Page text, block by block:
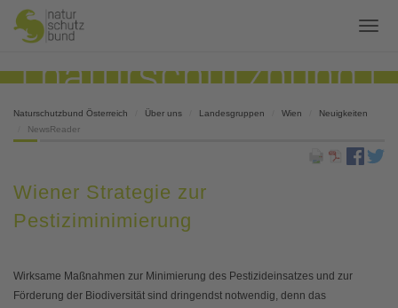
Naturschutzbund Österreich Über uns Landesgruppen Wien
Neuigkeiten
NewsReader
Wiener Strategie zur
Pestiziminimierung
Wirksame Maßnahmen zur Minimierung des Pestizideinsatzes und zur
Förderung der Biodiversität sind dringendst notwendig, denn das